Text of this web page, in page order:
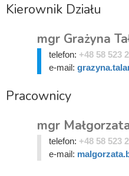
Kierownik Działu
mgr Grażyna
telefon: +48 58 523
e-mail:
Pracownicy
mgr
telefon: +48 58 523
e-mail: